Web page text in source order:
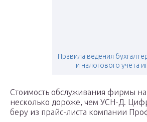
Правила ведения
и налогового учета
Стоимость обслуживания фирмы
несколько дороже, чем УСН-Д.
беру из прайс-листа компании